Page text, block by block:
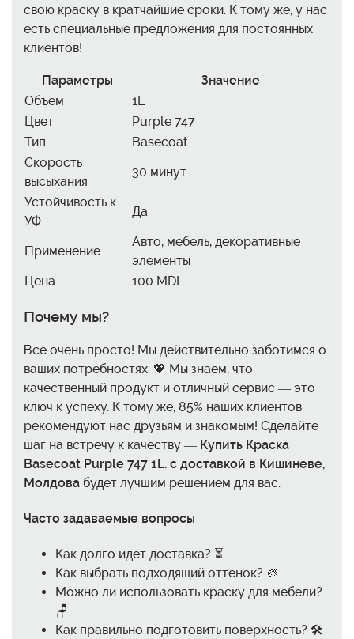
свою краску в кратчайшие сроки. К тому же, у нас
есть специальные предложения для постоянных
клиентов!
Параметры
Значение
Объем
1L
Цвет
Purple 747
Тип
Basecoat
Скорость
высыхания
30 минут
Устойчивость к
УФ
Да
Применение
Авто, мебель, декоративные
элементы
Цена
100 MDL
Почему мы?
Все очень просто! Мы действительно заботимся о
ваших потребностях. 💖 Мы знаем, что
качественный продукт и отличный сервис — это
ключ к успеху. К тому же, 85% наших клиентов
рекомендуют нас друзьям и знакомым! Сделайте
шаг на встречу к качеству — Купить Краска
Basecoat Purple 747 1L. с доставкой в Кишиневе,
Молдова будет лучшим решением для вас.
Часто задаваемые вопросы
Как долго идет доставка? ⏳
Как выбрать подходящий оттенок? 🎨
Можно ли использовать краску для мебели?
🪑
Как правильно подготовить поверхность? 🛠️